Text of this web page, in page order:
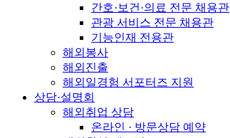
간호·보건·의료 전문 채용관
관광 서비스 전문 채용관
기능인재 전용관
해외봉사
해외진출
해외일경험 서포터즈 지원
상담·설명회
해외취업 상담
온라인 · 방문상담 예약